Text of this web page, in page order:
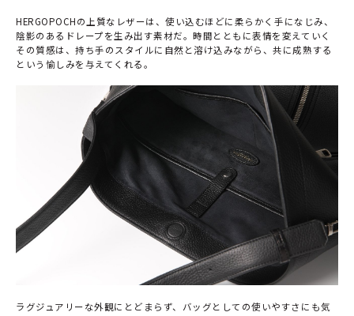
HERGOPOCHの上質なレザーは、使い込むほどに柔らかく手になじみ、
陰影のあるドレープを生み出す素材だ。時間とともに表情を変えていく
その質感は、持ち手のスタイルに自然と溶け込みながら、共に成熟する
という愉しみを与えてくれる。
ラグジュアリーな外観にとどまらず、バッグとしての使いやすさにも気